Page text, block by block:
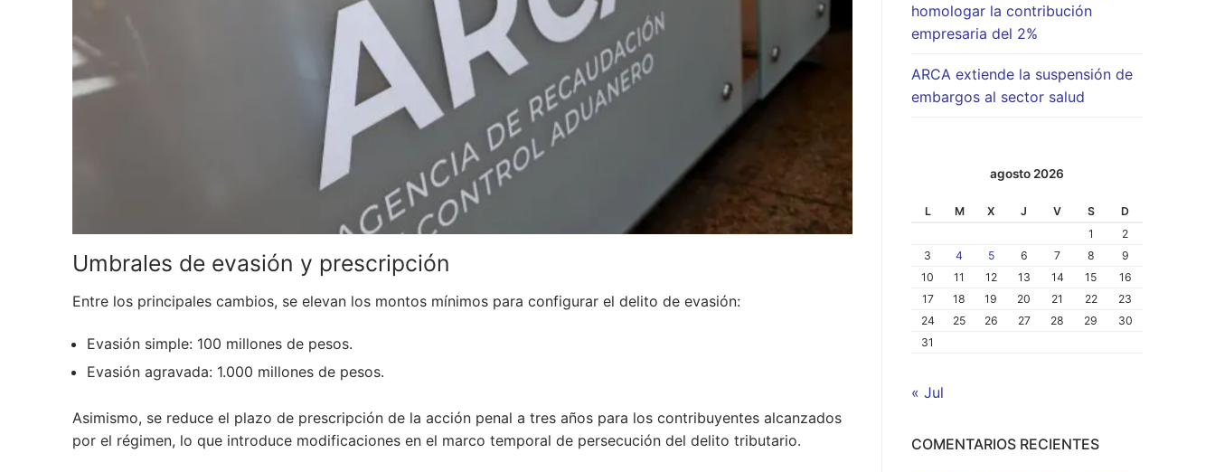
Umbrales de evasión y prescripción
Entre los principales cambios, se elevan los montos mínimos para configurar el delito de evasión:
Evasión simple: 100 millones de pesos.
Evasión agravada: 1.000 millones de pesos.
Asimismo, se reduce el plazo de prescripción de la acción penal a tres años para los contribuyentes alcanzados
por el régimen, lo que introduce modificaciones en el marco temporal de persecución del delito tributario.
homologar la contribución
empresaria del 2%
ARCA extiende la suspensión de
embargos al sector salud
agosto 2026
L M X J V S
D
1
2
3
4 5 6 7 8
9
10
11 12 13 14 15
16
17
18 19 20 21 22
23
24
25 26 27 28 29
30
31
« Jul
COMENTARIOS RECIENTES